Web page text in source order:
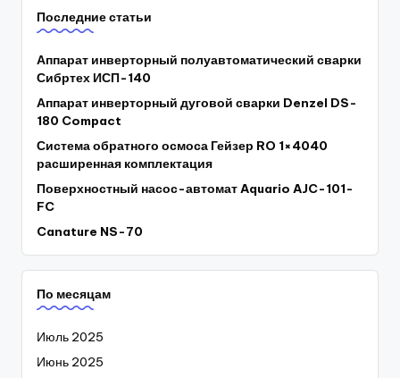
Последние статьи
Аппарат инверторный полуавтоматический сварки
Сибртех ИСП-140
Аппарат инверторный дуговой сварки Denzel DS-
180 Compact
Система обратного осмоса Гейзер RO 1×4040
расширенная комплектация
Поверхностный насос-автомат Aquario AJC-101-
FC
Canature NS-70
По месяцам
Июль 2025
Июнь 2025